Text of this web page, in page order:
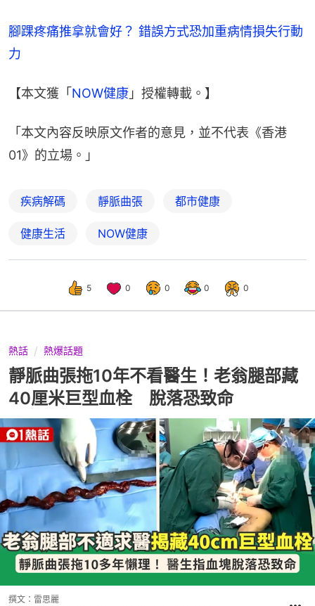
腳踝疼痛推拿就會好？ 錯誤方式恐加重病情損失行動
力
【本文獲「NOW健康 」授權轉載。】
「本文內容反映原文作者的意見，並不代表《香港
01》的立場。」
疾病解碼 靜脈曲張 都市健康
健康生活 NOW健康
5 0 0 0 0
熱話 熱爆話題
靜脈曲張拖10年不看醫生！老翁腿部藏
40厘米巨型血栓 脫落恐致命
撰文： 雷思麗